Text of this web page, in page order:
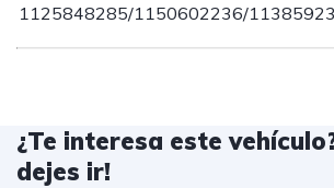
1125848285/1150602236/
¿Te interesa este
dejes ir!